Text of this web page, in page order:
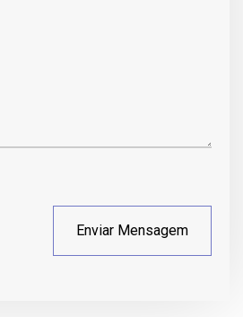
Enviar Mensagem